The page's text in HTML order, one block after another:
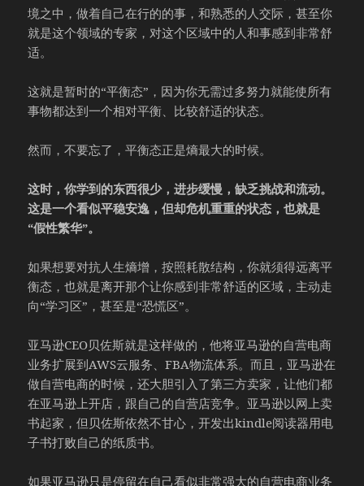
境之中，做着自己在行的的事，和熟悉的人交际，甚至你
就是这个领域的专家，对这个区域中的人和事感到非常舒
适。
这就是暂时的“平衡态”，因为你无需过多努力就能使所有
事物都达到一个相对平衡、比较舒适的状态。
然而，不要忘了，平衡态正是熵最大的时候。
这时，你学到的东西很少，进步缓慢，缺乏挑战和流动。
这是一个看似平稳安逸，但却危机重重的状态，也就是
“假性繁华”。
如果想要对抗人生熵增，按照耗散结构，你就须得远离平
衡态，也就是离开那个让你感到非常舒适的区域，主动走
向“学习区”，甚至是“恐慌区”。
亚马逊CEO贝佐斯就是这样做的，他将亚马逊的自营电商
业务扩展到AWS云服务、FBA物流体系。而且，亚马逊在
做自营电商的时候，还大胆引入了第三方卖家，让他们都
在亚马逊上开店，跟自己的自营店竞争。亚马逊以网上卖
书起家，但贝佐斯依然不甘心，开发出kindle阅读器用电
子书打败自己的纸质书。
如果亚马逊只是停留在自己看似非常强大的自营电商业务